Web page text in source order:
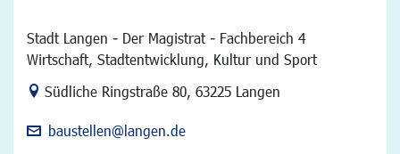
Stadt Langen - Der Magistrat - Fachbereich 4
Wirtschaft, Stadtentwicklung, Kultur und Sport
Link zur Google-Maps Navigation
Südliche Ringstraße 80, 63225 Langen
baustellen@langen.de